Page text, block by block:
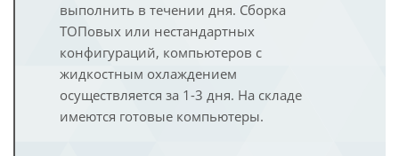
выполнить в течении дня. Сборка
ТОПовых или нестандартных
конфигураций, компьютеров с
жидкостным охлаждением
осуществляется за 1-3 дня. На складе
имеются готовые компьютеры.